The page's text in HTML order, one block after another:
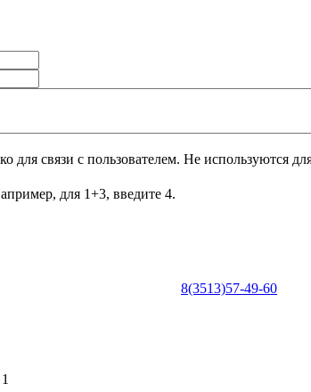
связи с пользователем. Не используются
для 1+3, введите 4.
8(3513)57-49-60